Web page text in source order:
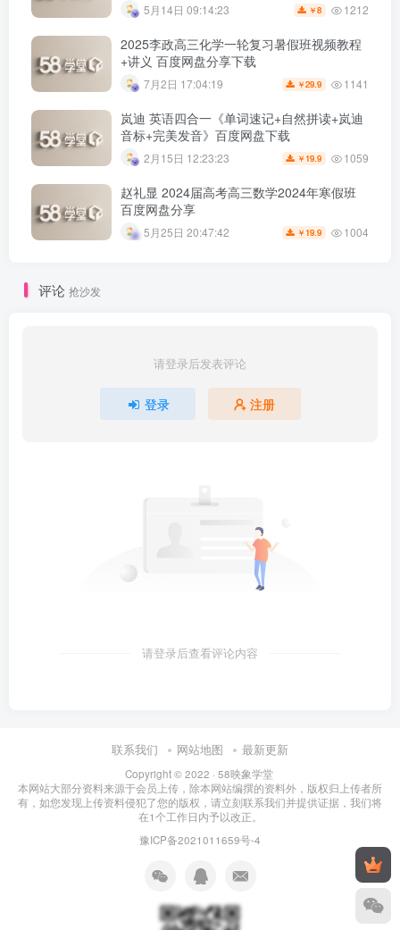
5月14日 09:14:23 ￥8 1212
2025李政高三化学一轮复习暑假班视频教程
+讲义 百度网盘分享下载
7月2日 17:04:19 ￥29.9 1141
岚迪 英语四合一《单词速记+自然拼读+岚迪
音标+完美发音》百度网盘下载
2月15日 12:23:23 ￥ 19.9 1059
赵礼显 2024届高考高三数学2024年寒假班
百度网盘分享
5月25日 20:47:42 ￥ 19.9 1004
评论 抢沙发
请登录后发表评论
登录 注册
请登录后查看评论内容
联系我们 网站地图 最新更新
Copyright © 2022 · 58映象学堂
本网站大部分资料来源于会员上传，除本网站编撰的资料外，版权归上传者所
有，如您发现上传资料侵犯了您的版权，请立刻联系我们并提供证据，我们将
在1个工作日内予以改正。
豫ICP备2021011659号-4